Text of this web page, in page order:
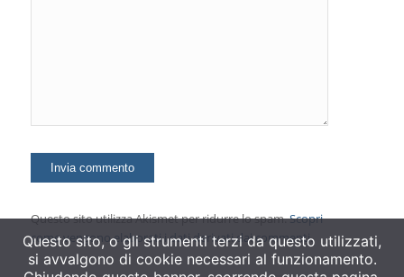
Questo sito utilizza Akismet per ridurre lo spam.Scopri
come vengono elaborati i dati derivati dai commenti.
Questo sito, o gli strumenti terzi da questo utilizzati,
si avvalgono di cookie necessari al funzionamento.